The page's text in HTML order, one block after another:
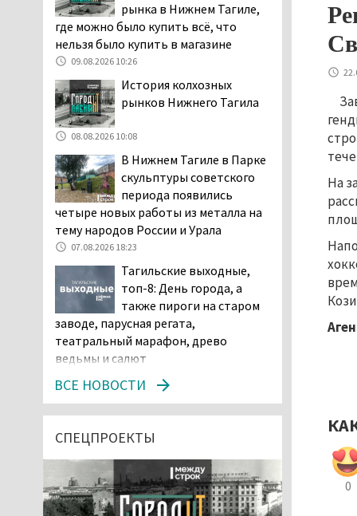
На
0
рынка в Нижнем Тагиле,
где можно было купить всё, что
нельзя было купить в магазине
09.08.2026 10:26
История колхозных
рынков Нижнего Тагила
08.08.2026 10:08
В Нижнем Тагиле в Парке
скульптуры советского
периода появились
четыре новых работы из металла на
тему народов России и Урала
07.08.2026 18:23
Тагильские выходные,
топ-8: День города, а
также пироги на старом
заводе, парусная регата,
театральный марафон, древо
ведьмы и салют
оставил без изменений
наказание водителю,
наркотического опьянения
07.08.2026 15:35
Пять человек погибли в
ВСЕ НОВОСТИ
СПЕЦПРОЕКТЫ